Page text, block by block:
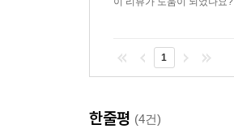
1
한줄평 (4건)